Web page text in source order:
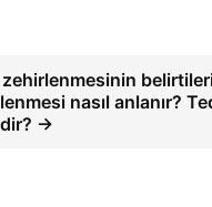
zehirlenmesinin
nasıl anlanır?
→